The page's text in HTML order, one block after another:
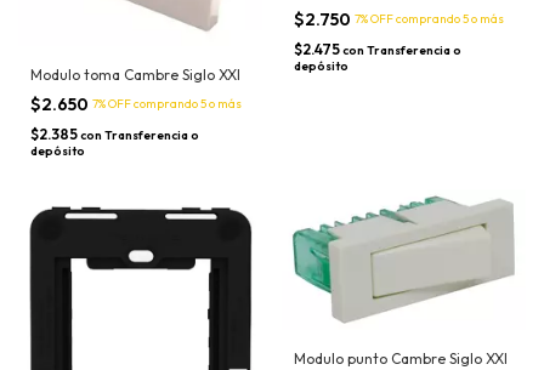
Modulo toma Cambre Siglo XXI
$2.650 7% OFFcomprando 5 o más
$2.385con Transferencia o
depósito
$2.750 7% OFFcomprando 5 o más
$2.475con Transferencia o
depósito
Modulo punto Cambre Siglo XXI